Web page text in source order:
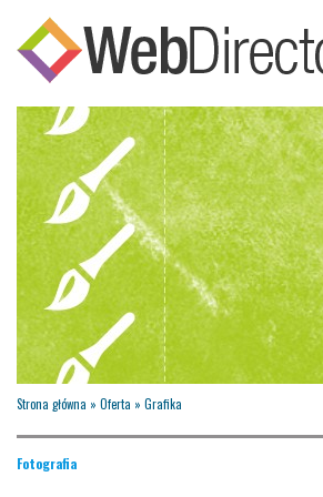
Strona główna » Oferta » Grafika
Fotografia